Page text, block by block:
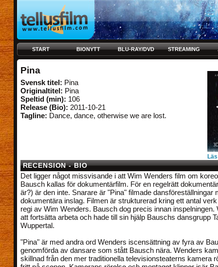
START BIONYTT BLU-RAY/DVD STREAMING
Pina
Svensk titel: Pina
Originaltitel: Pina
Speltid (min): 106
Release (Bio): 2011-10-21
Tagline: Dance, dance, otherwise we are lost.
RECENSION - BIO
Det ligger något missvisande i att Wim Wenders film om
Bausch kallas för dokumentärfilm. För en regelrätt
är?) är den inte. Snarare är "Pina" filmade dansföreställningar
dokumentära inslag. Filmen är strukturerad kring ett antal
regi av Wim Wenders. Bausch dog precis innan inspelningen.
att fortsätta arbeta och hade till sin hjälp Bauschs dansgrupp
Wuppertal.
"Pina" är med andra ord Wenders iscensättning av fyra av
genomförda av dansare som stått Bausch nära. Wenders
skillnad från den mer traditionella televisionsteaterns kamera